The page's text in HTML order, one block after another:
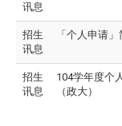
讯息
招生
讯息
「个人申请
招生
讯息
104学年度个
（政大）